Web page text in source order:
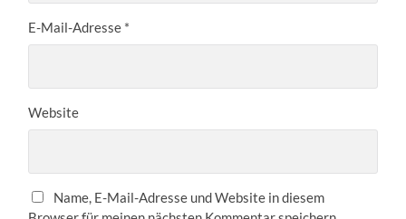
E-Mail-Adresse *
Website
Name, E-Mail-Adresse und Website in diesem